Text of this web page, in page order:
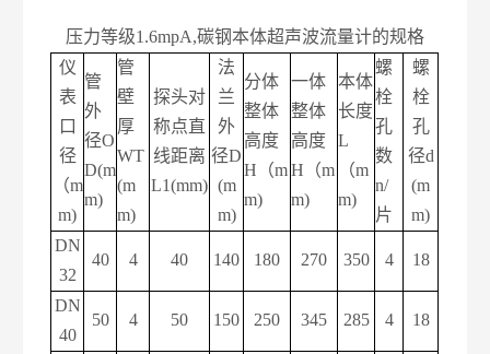
压力等级1.6mpA,碳钢本体超声波流量计的规格
仪
表
口
径
（m
m)
管
外
径O
D(m
m)
管
壁
厚
WT
(m
m)
探头对
称点直
线距离
L1(mm)
法
兰
外
径D
(m
m)
分体
整体
高度
H（m
m)
一体
整体
高度
H（m
m)
本体
长度
L
（m
m)
螺
栓
孔
数
n/
片
螺
栓
孔
径d
(m
m)
DN
32
40 4 40 140 180 270 350 4 18
DN
40
50 4 50 150 250 345 285 4 18